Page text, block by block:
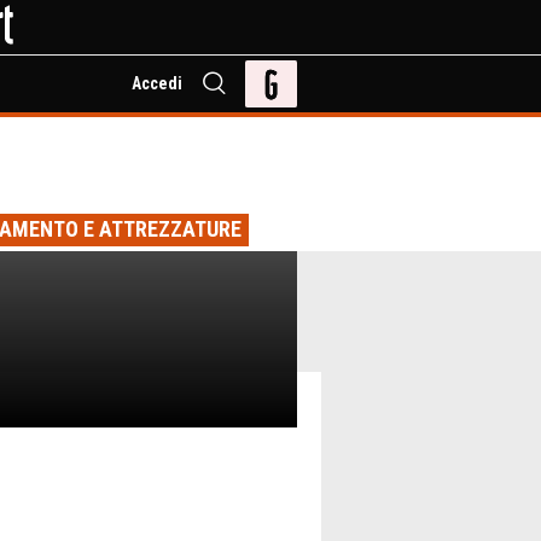
Accedi
E ATTREZZATURE